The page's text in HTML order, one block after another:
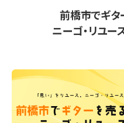
前橋市でギ
ニーゴ・リユー